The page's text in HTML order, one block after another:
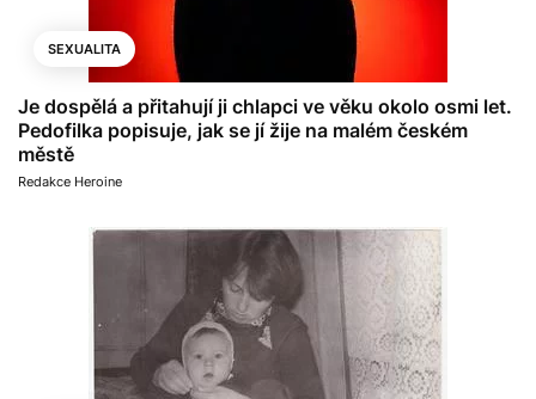
SEXUALITA
Je dospělá a přitahují ji chlapci ve věku okolo osmi let.
Pedofilka popisuje, jak se jí žije na malém českém
městě
Redakce Heroine